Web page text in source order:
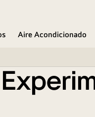
Aire Acondicionado